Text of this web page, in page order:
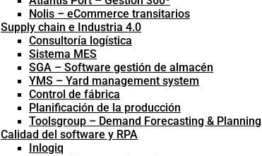
Nolis – eCommerce transitarios
Supply chain e Industria 4.0
Consultoría logística
Sistema MES
SGA – Software gestión de almacén
YMS – Yard management system
Control de fábrica
Planificación de la producción
Toolsgroup – Demand Forecasting & Planning
Calidad del software y RPA
Inlogiq